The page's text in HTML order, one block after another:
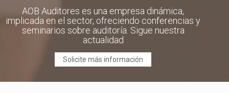
AOB Auditores es una empresa dinámica,
implicada en el sector, ofreciendo conferencias y
seminarios sobre auditoría. Sigue nuestra
actualidad
Solicite más información